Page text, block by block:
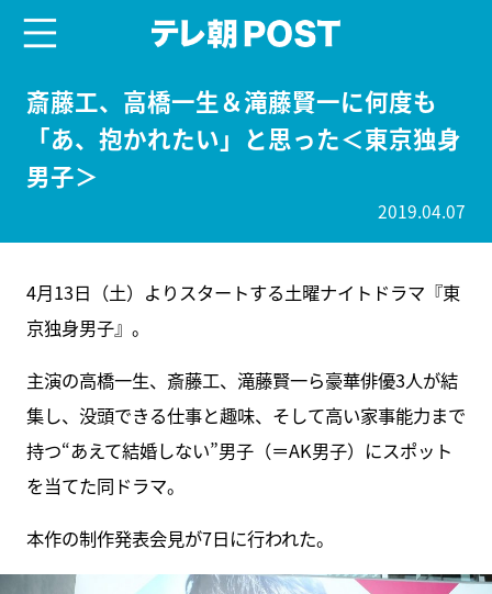
斎藤工、高橋一生＆滝藤賢一に何度も
「あ、抱かれたい」と思った＜東京独身
男子＞
2019.04.07
4月13日（土）よりスタートする土曜ナイトドラマ『東
京独身男子』。
主演の高橋一生、斎藤工、滝藤賢一ら豪華俳優3人が結
集し、没頭できる仕事と趣味、そして高い家事能力まで
持つ“あえて結婚しない”男子（＝AK男子）にスポット
を当てた同ドラマ。
本作の制作発表会見が7日に行われた。